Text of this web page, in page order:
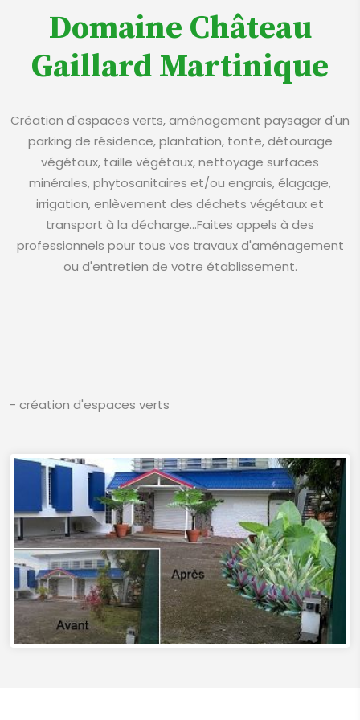
Domaine Château
Gaillard Martinique
Création d'espaces verts, aménagement paysager d'un
parking de résidence, plantation, tonte, détourage
végétaux, taille végétaux, nettoyage surfaces
minérales, phytosanitaires et/ou engrais, élagage,
irrigation, enlèvement des déchets végétaux et
transport à la décharge...Faites appels à des
professionnels pour tous vos travaux d'aménagement
ou d'entretien de votre établissement.
- création d'espaces verts